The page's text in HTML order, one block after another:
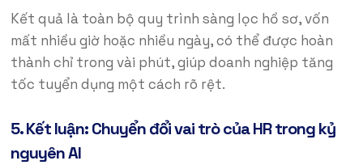
Kết quả là toàn bộ quy trình sàng lọc hồ sơ, vốn
mất nhiều giờ hoặc nhiều ngày, có thể được hoàn
thành chỉ trong vài phút, giúp doanh nghiệp tăng
tốc tuyển dụng một cách rõ rệt.
5. Kết luận: Chuyển đổi vai trò của HR trong kỷ
nguyên AI